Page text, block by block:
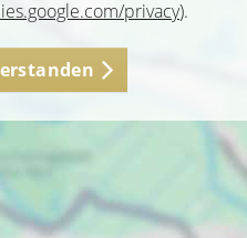
privacy).